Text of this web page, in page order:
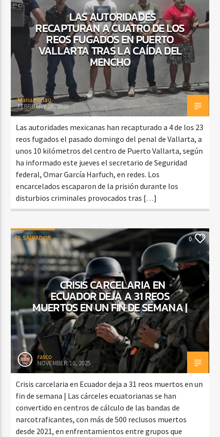
CURRENT SHOW
ESPECIAL DE VALLENATO
3:00 PM 6:00 PM
LAS AUTORIDADES
RECAPTURAN A CUATRO DE LOS
REOS FUGADOS EN PUERTO
VALLARTA TRAS LA CAÍDA DEL
MENCHO
Maria Henao
FEBRUARY 26, 2026
Las autoridades mexicanas han recapturado a 4 de los 23
reos fugados el pasado domingo del penal de Vallarta, a
unos 10 kilómetros del centro de Puerto Vallarta, según
ha informado este jueves el secretario de Seguridad
federal, Omar García Harfuch, en redes. Los
encarcelados escaparon de la prisión durante los
disturbios criminales provocados tras […]
EL SALVADOR 0
CRISIS CARCELARIA EN
ECUADOR DEJA A 31 REOS
MUERTOS EN UN FIN DE SEMANA |
rasco
NOVEMBER 10, 2025
Crisis carcelaria en Ecuador deja a 31 reos muertos en un
fin de semana | Las cárceles ecuatorianas se han
convertido en centros de cálculo de las bandas de
narcotraficantes, con más de 500 reclusos muertos
desde 2021, en enfrentamientos entre grupos que